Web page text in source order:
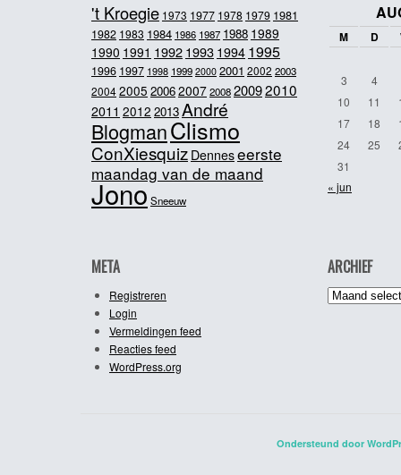
't Kroegie 1973 1977 1978 1979 1981
1982 1983 1984 1986 1987 1988 1989
1990 1991 19921993 1994 1995
1996 1997 1998 1999 2000 2001 2002 2003
20042005 20062007200820092010
2011 2012 2013André
BlogmanClismo
ConXiesquiz Denneseerste
maandag van de maand
JonoSneeuw
M D
3
4
10
11
17
18
24
25
31
« jun
META
Registreren
Login
Vermeldingen feed
Reacties feed
WordPress.org
ARCHIEF
Archief
Ondersteund door